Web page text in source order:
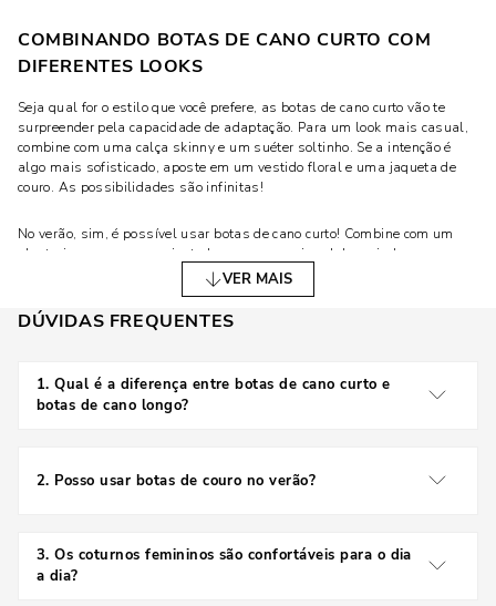
COMBINANDO BOTAS DE CANO CURTO COM
DIFERENTES LOOKS
Seja qual for o estilo que você prefere, as botas de cano curto vão te
surpreender pela capacidade de adaptação. Para um look mais casual,
combine com uma calça skinny e um suéter soltinho. Se a intenção é
algo mais sofisticado, aposte em um vestido floral e uma jaqueta de
couro. As possibilidades são infinitas!
No verão, sim, é possível usar botas de cano curto! Combine com um
shorts jeans e uma camiseta leve para um visual despojado e
confortável. Nos dias de meia estação, uma calça cropped também vai
super bem com esse tipo de bota, criando um look equilibrado e
moderno.
DIAS FRIOS
sofisticação que é difícil de igualar. Essas botas geralmente cobrem a
panturrilha ou até mesmo o joelho, e podem ser usadas em ocasiões
As botas de cano longo são ótimas aliadas para quem busca um
VER MAIS
DÚVIDAS FREQUENTES
1.Qual é a diferença entre botas de cano curto e
botas de cano longo?
a panturrilha ou o joelho.
2. Posso usar botas de couro no verão?
verão com combinações leves, como shorts e saias.
3.Os coturnos femininos são confortáveis para o dia
a dia?